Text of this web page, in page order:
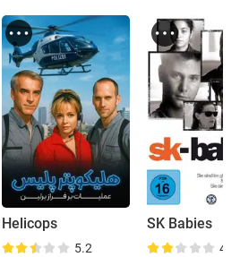
Helicops
5.2
SK Babies
4.3